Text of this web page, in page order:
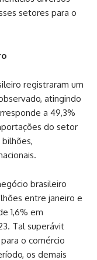
setores para o
registraram um
atingindo
a 49,3%
do setor
bilhões,
brasileiro
entre janeiro e
1,6% em
Tal superávit
o comércio
os demais